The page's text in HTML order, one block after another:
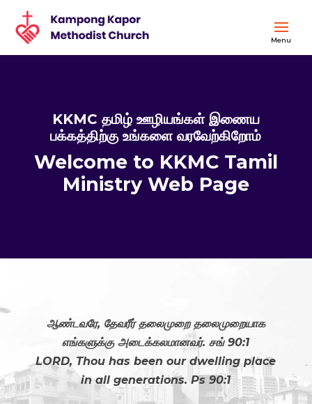
KKMC தமிழ் ஊழியங்கள் இணைய
பக்கத்திற்கு உங்களை வரவேற்கிறோம்
Welcome to KKMC Tamil
Ministry Web Page
ஆண்டவரே, தேவரீர் தலைமுறை தலைமுறையாக
எங்களுக்கு அடைக்கலமானவர். சங் 90:1
LORD, Thou has been our dwelling place
in all generations. Ps 90:1